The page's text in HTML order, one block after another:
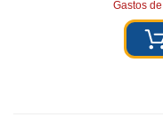
Gastos